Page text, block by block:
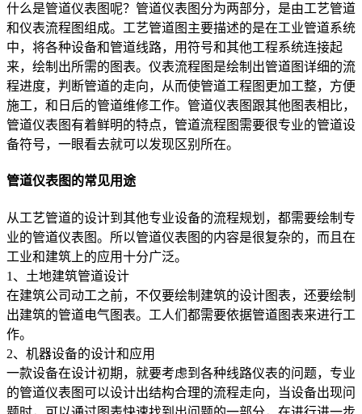
什么是管道仪表图呢？管道仪表图分为两部分，是由工艺管道
和仪表流程图组成。工艺管道图主要描述的是在工业管道系统
中，将各种设备和管道线路，用符号和其他工程系统连接起
来，绘制出所需的图表。仪表流程图是绘制出管道图详细的流
程进度，判断管道的走向，从而使管道工程图更加工整，方便
施工，和日后的管道维修工作。管道仪表图跟其他图表相比，
管道仪表图有着鲜明的特点，管道流程图需要很专业的管道设
备符号，一眼看去就可以发现区别所在。
管道仪表图的常见用途
从工艺管道的设计到其他专业设备的流程规划，都需要绘制专
业的管道仪表图。所以管道仪表图的内容是很复杂的，而且在
工业和建筑上的应用十分广泛。
1、土地建筑管道设计
在建筑公司动工之前，不仅要绘制建筑的设计图表，还要绘制
出建筑的管道电气图表。工人们都需要依据管道图表来进行工
作。
2、机器设备的设计和应用
一款设备在设计初期，就要考虑到各种线路仪表的问题，专业
的管道仪表图可以设计出结构合理的流程走向，当设备出现问